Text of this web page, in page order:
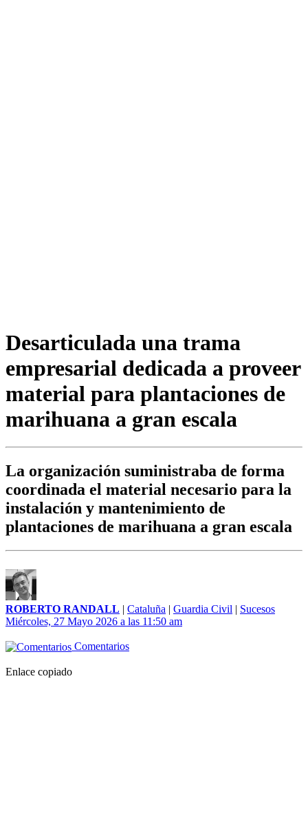
Desarticulada una trama
empresarial dedicada a proveer
material para plantaciones de
marihuana a gran escala
La organización suministraba de forma
coordinada el material necesario para la
instalación y mantenimiento de
plantaciones de marihuana a gran escala
ROBERTO RANDALL | Cataluña | Guardia Civil | Sucesos
Miércoles, 27 Mayo 2026 a las 11:50 am
Comentarios
Enlace copiado